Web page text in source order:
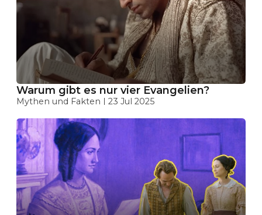
Warum gibt es nur vier Evangelien?
Mythen und Fakten 23 Jul 2025